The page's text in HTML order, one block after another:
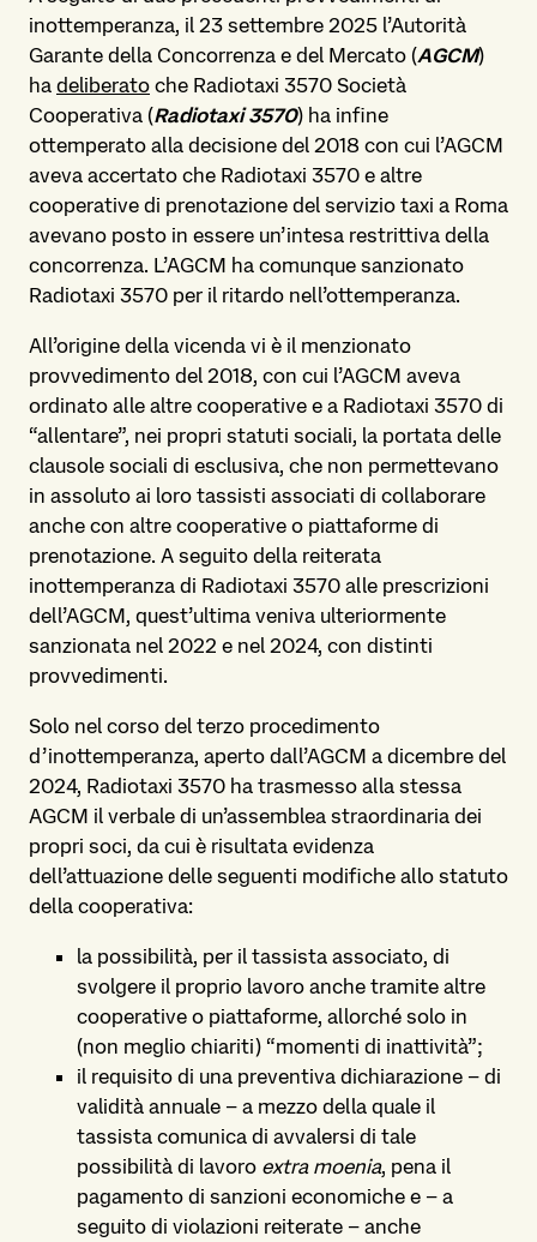
inottemperanza, il 23 settembre 2025 l’Autorità
Garante della Concorrenza e del Mercato (AGCM)
ha deliberato che Radiotaxi 3570 Società
Cooperativa (Radiotaxi 3570) ha infine
ottemperato alla decisione del 2018 con cui l’AGCM
aveva accertato che Radiotaxi 3570 e altre
cooperative di prenotazione del servizio taxi a Roma
avevano posto in essere un’intesa restrittiva della
concorrenza. L’AGCM ha comunque sanzionato
Radiotaxi 3570 per il ritardo nell’ottemperanza.
All’origine della vicenda vi è il menzionato
provvedimento del 2018, con cui l’AGCM aveva
ordinato alle altre cooperative e a Radiotaxi 3570 di
“allentare”, nei propri statuti sociali, la portata delle
clausole sociali di esclusiva, che non permettevano
in assoluto ai loro tassisti associati di collaborare
anche con altre cooperative o piattaforme di
prenotazione. A seguito della reiterata
inottemperanza di Radiotaxi 3570 alle prescrizioni
dell’AGCM, quest’ultima veniva ulteriormente
sanzionata nel 2022 e nel 2024, con distinti
provvedimenti.
Solo nel corso del terzo procedimento
d’inottemperanza, aperto dall’AGCM a dicembre del
2024, Radiotaxi 3570 ha trasmesso alla stessa
AGCM il verbale di un’assemblea straordinaria dei
propri soci, da cui è risultata evidenza
dell’attuazione delle seguenti modifiche allo statuto
della cooperativa:
la possibilità, per il tassista associato, di
svolgere il proprio lavoro anche tramite altre
cooperative o piattaforme, allorché solo in
(non meglio chiariti) “momenti di inattività”;
il requisito di una preventiva dichiarazione – di
validità annuale – a mezzo della quale il
tassista comunica di avvalersi di tale
possibilità di lavoro extra moenia, pena il
pagamento di sanzioni economiche e – a
seguito di violazioni reiterate – anche